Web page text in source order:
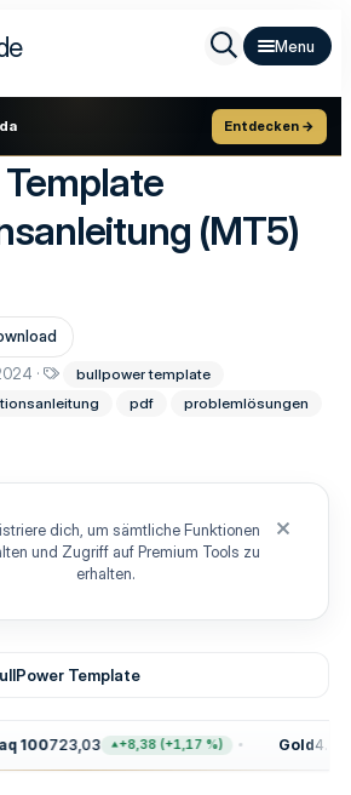
Entdecken →
(MT5)
h
w
r
t
e
bullpower template
pdf
problemlösungen
dich, um sämtliche Funktionen
und Zugriff auf Premium Tools zu
erhalten.
Template
100723,03 +8,38 (+1,17 %) Gold